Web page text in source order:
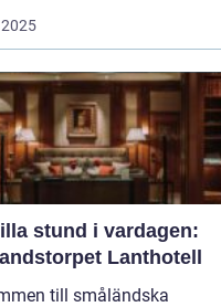
stund i vardagen:
Lanthotell
till småländska